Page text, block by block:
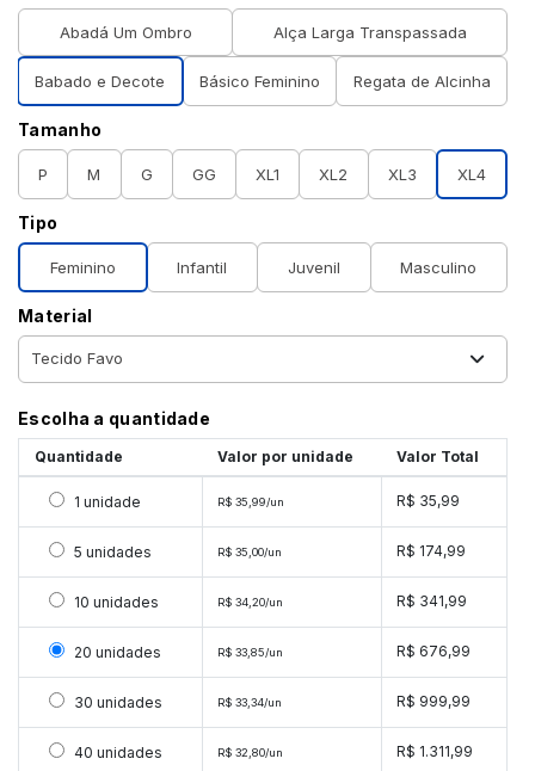
Abadá Um Ombro Alça Larga Transpassada
Babado e Decote Básico Feminino Regata de Alcinha
Tamanho
P M G GG XL1 XL2 XL3 XL4
Tipo
Feminino Infantil Juvenil Masculino
Material
Escolha a quantidade
Quantidade Valor por unidade Valor Total
Selecionar 1 unidade
1 unidade R$ 35,99/un R$ 35,99
Selecionar 5 unidades
5 unidades R$ 35,00/un R$ 174,99
Selecionar 10 unidades
10 unidades R$ 34,20/un R$ 341,99
Selecionar 20 unidades
20 unidades R$ 33,85/un R$ 676,99
Selecionar 30 unidades
30 unidades R$ 33,34/un R$ 999,99
Selecionar 40 unidades
40 unidades R$ 32,80/un R$ 1.311,99